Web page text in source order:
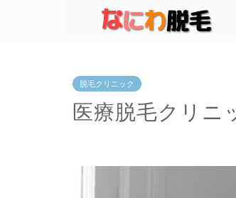
脱毛クリニック
医療脱毛クリニ